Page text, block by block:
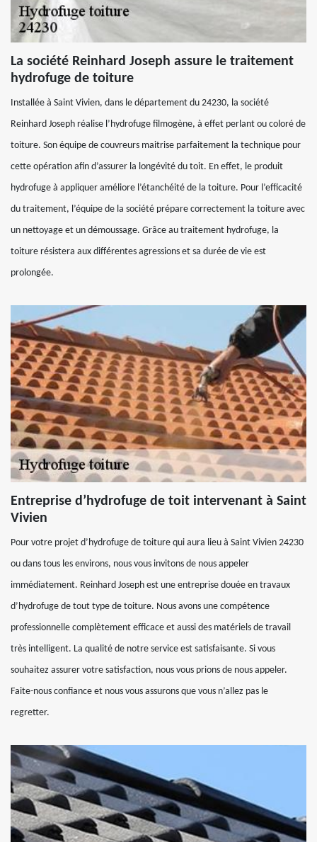
La société Reinhard Joseph assure le traitement
hydrofuge de toiture
Installée à Saint Vivien, dans le département du 24230, la société
Reinhard Joseph réalise l’hydrofuge filmogène, à effet perlant ou coloré de
toiture. Son équipe de couvreurs maitrise parfaitement la technique pour
cette opération afin d’assurer la longévité du toit. En effet, le produit
hydrofuge à appliquer améliore l’étanchéité de la toiture. Pour l’efficacité
du traitement, l’équipe de la société prépare correctement la toiture avec
un nettoyage et un démoussage. Grâce au traitement hydrofuge, la
toiture résistera aux différentes agressions et sa durée de vie est
prolongée.
Entreprise d’hydrofuge de toit intervenant à Saint
Vivien
Pour votre projet d’hydrofuge de toiture qui aura lieu à Saint Vivien 24230
ou dans tous les environs, nous vous invitons de nous appeler
immédiatement. Reinhard Joseph est une entreprise douée en travaux
d’hydrofuge de tout type de toiture. Nous avons une compétence
professionnelle complètement efficace et aussi des matériels de travail
très intelligent. La qualité de notre service est satisfaisante. Si vous
souhaitez assurer votre satisfaction, nous vous prions de nous appeler.
Faite-nous confiance et nous vous assurons que vous n’allez pas le
regretter.